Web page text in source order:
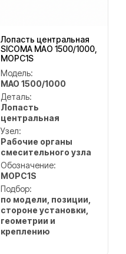
Лопасть центральная
SICOMA MAO 1500/1000,
MOPC1S
Модель:
MAO 1500/1000
Деталь:
Лопасть
центральная
Узел:
Рабочие органы
смесительного узла
Обозначение:
MOPC1S
Подбор:
по модели, позиции,
стороне установки,
геометрии и
креплению